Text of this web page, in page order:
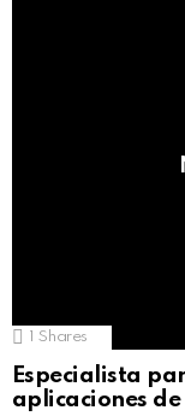
Shares
Especialista
aplicaciones